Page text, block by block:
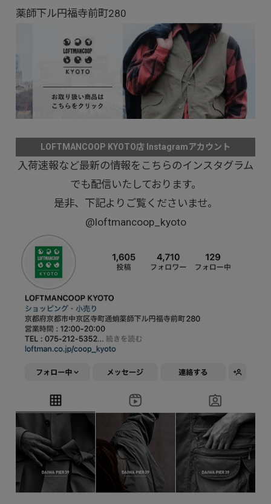
薬師下ル円福寺前町280
LOFTMANCOOP KYOTO店 Instagramアカウント
入荷速報など最新の情報をこちらのインスタグラム
でも配信いたしております。
是非、下記よりご覧くださいませ。
@loftmancoop_kyoto